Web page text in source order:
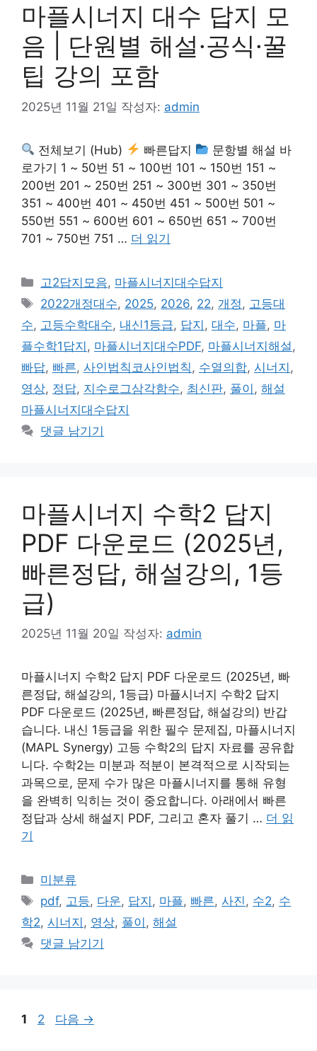
마플시너지 대수 답지 모
음 | 단원별 해설·공식·꿀
팁 강의 포함
2025년 11월 21일 작성자: admin
전체보기 (Hub) 빠른답지
문항별 해설 바
로가기 1 ~ 50번 51 ~ 100번 101 ~ 150번 151 ~
200번 201 ~ 250번 251 ~ 300번 301 ~ 350번
351 ~ 400번 401 ~ 450번 451 ~ 500번 501 ~
550번 551 ~ 600번 601 ~ 650번 651 ~ 700번
701 ~ 750번 751 … 더 읽기
카
테
리
고2답지모음, 마플시너지대수답지
태
그
2022개정대수, 2025, 2026, 22, 개정 , 고등대
수, 고등수학대수, 내신1등급, 답지 , 대수, 마플, 마
플수학1답지 , 마플시너지대수PDF, 마플시너지해설 ,
빠답, 빠른, 사인법칙코사인법칙 , 수열의합, 시너지 ,
영상, 정답, 지수로그삼각함수, 최신판, 풀이 , 해설
마플시너지대수답지
댓글 남기기
마플시너지 수학2 답지
PDF 다운로드 (2025년,
빠른정답, 해설강의, 1등
급)
2025년 11월 20일 작성자: admin
마플시너지 수학2 답지 PDF 다운로드 (2025년, 빠
른정답, 해설강의, 1등급) 마플시너지 수학2 답지
PDF 다운로드 (2025년, 빠른정답, 해설강의) 반갑
습니다. 내신 1등급을 위한 필수 문제집, 마플시너지
(MAPL Synergy) 고등 수학2의 답지 자료를 공유합
니다. 수학2는 미분과 적분이 본격적으로 시작되는
과목으로, 문제 수가 많은 마플시너지를 통해 유형
을 완벽히 익히는 것이 중요합니다. 아래에서 빠른
정답과 상세 해설지 PDF, 그리고 혼자 풀기 … 더 읽
기
카
테
고
리
미분류
태
그
pdf, 고등, 다운, 답지 , 마플, 빠른,사진, 수2, 수
학2, 시너지 , 영상, 풀이 , 해설
댓글 남기기
페
1
페
2 다음 →